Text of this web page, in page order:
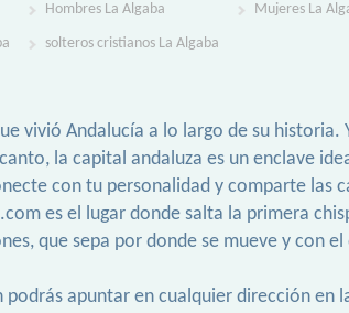
Hombres La Algaba Mujeres La
solteros cristianos La Algaba
vivió Andalucía a lo largo de su
la capital andaluza es un enclave
con tu personalidad y comparte las
es el lugar donde salta la primera
que sepa por donde se mueve y con
apuntar en cualquier dirección en